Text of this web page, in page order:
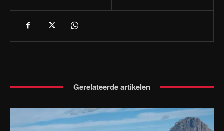
Gerelateerde artikelen